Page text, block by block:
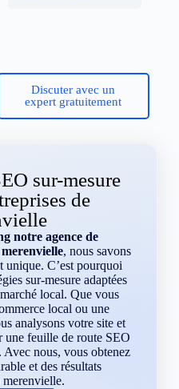
Discuter avec un
expert gratuitement
sur-mesure
de
notre agence de
, nous savons
unique. C’est pourquoi
sur-mesure adaptées
local. Que vous
local ou une
analysons votre site et
une feuille de route SEO
nous, vous obtenez
et des résultats
merenvielle.